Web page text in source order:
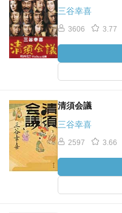
三谷幸喜
3606 3.77
清須会議
三谷幸喜
2597 3.66